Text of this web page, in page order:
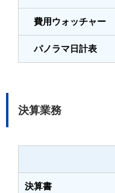
費用ウォッチャー
パノラマ日計表
決算業務
決算書